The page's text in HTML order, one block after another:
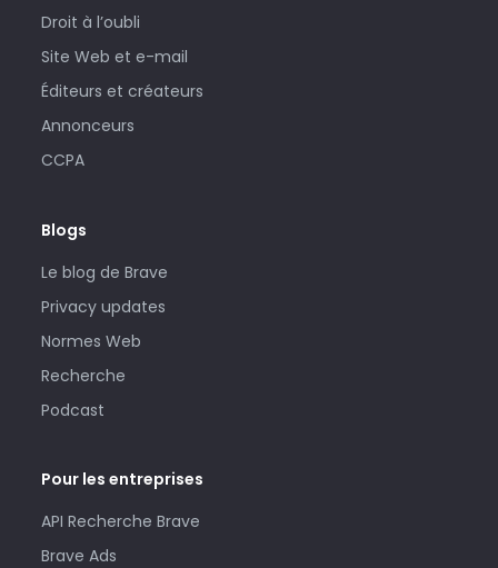
Droit à l’oubli
Site Web et e-mail
Éditeurs et créateurs
Annonceurs
CCPA
Blogs
Le blog de Brave
Privacy updates
Normes Web
Recherche
Podcast
Pour les entreprises
API Recherche Brave
Brave Ads